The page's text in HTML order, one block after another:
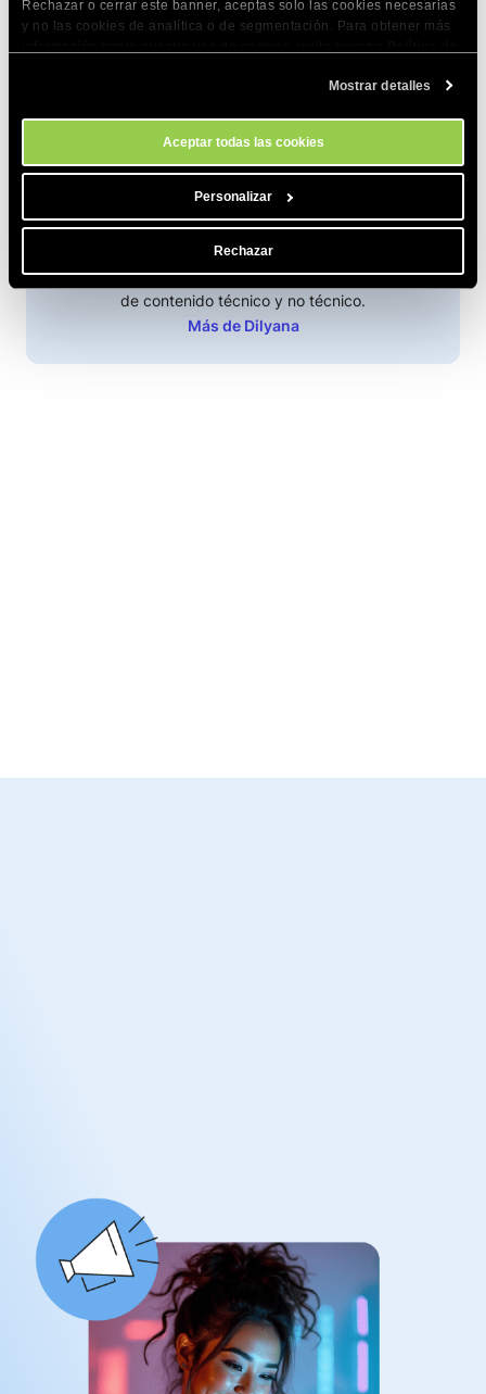
Rechazar o cerrar este banner, aceptas solo las cookies necesarias
y no las cookies de analítica o de segmentación. Para obtener más
momento a través de la herramienta Configuración de Cookies de
Mostrar detalles
Aceptar todas las cookies
Personalizar
Rechazar
Autor:Dilyana Kodjamanova
Especialista en Marketing Digital
Interesada en sumergirse en la lectura y la escritura
de contenido técnico y no técnico.
Más de Dilyana